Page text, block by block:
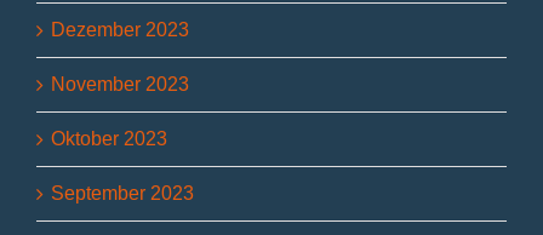
Dezember 2023
November 2023
Oktober 2023
September 2023